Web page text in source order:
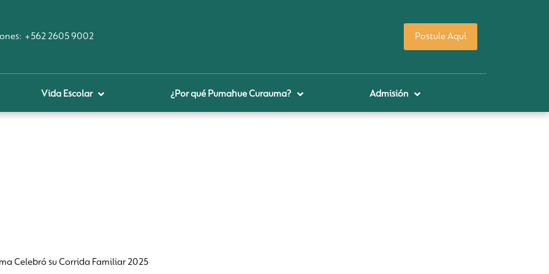
+562 2605 9002 Postule Aquí
Vida Escolar ¿Por qué Pumahue Curauma? Admisión
Celebró su Corrida Familiar 2025